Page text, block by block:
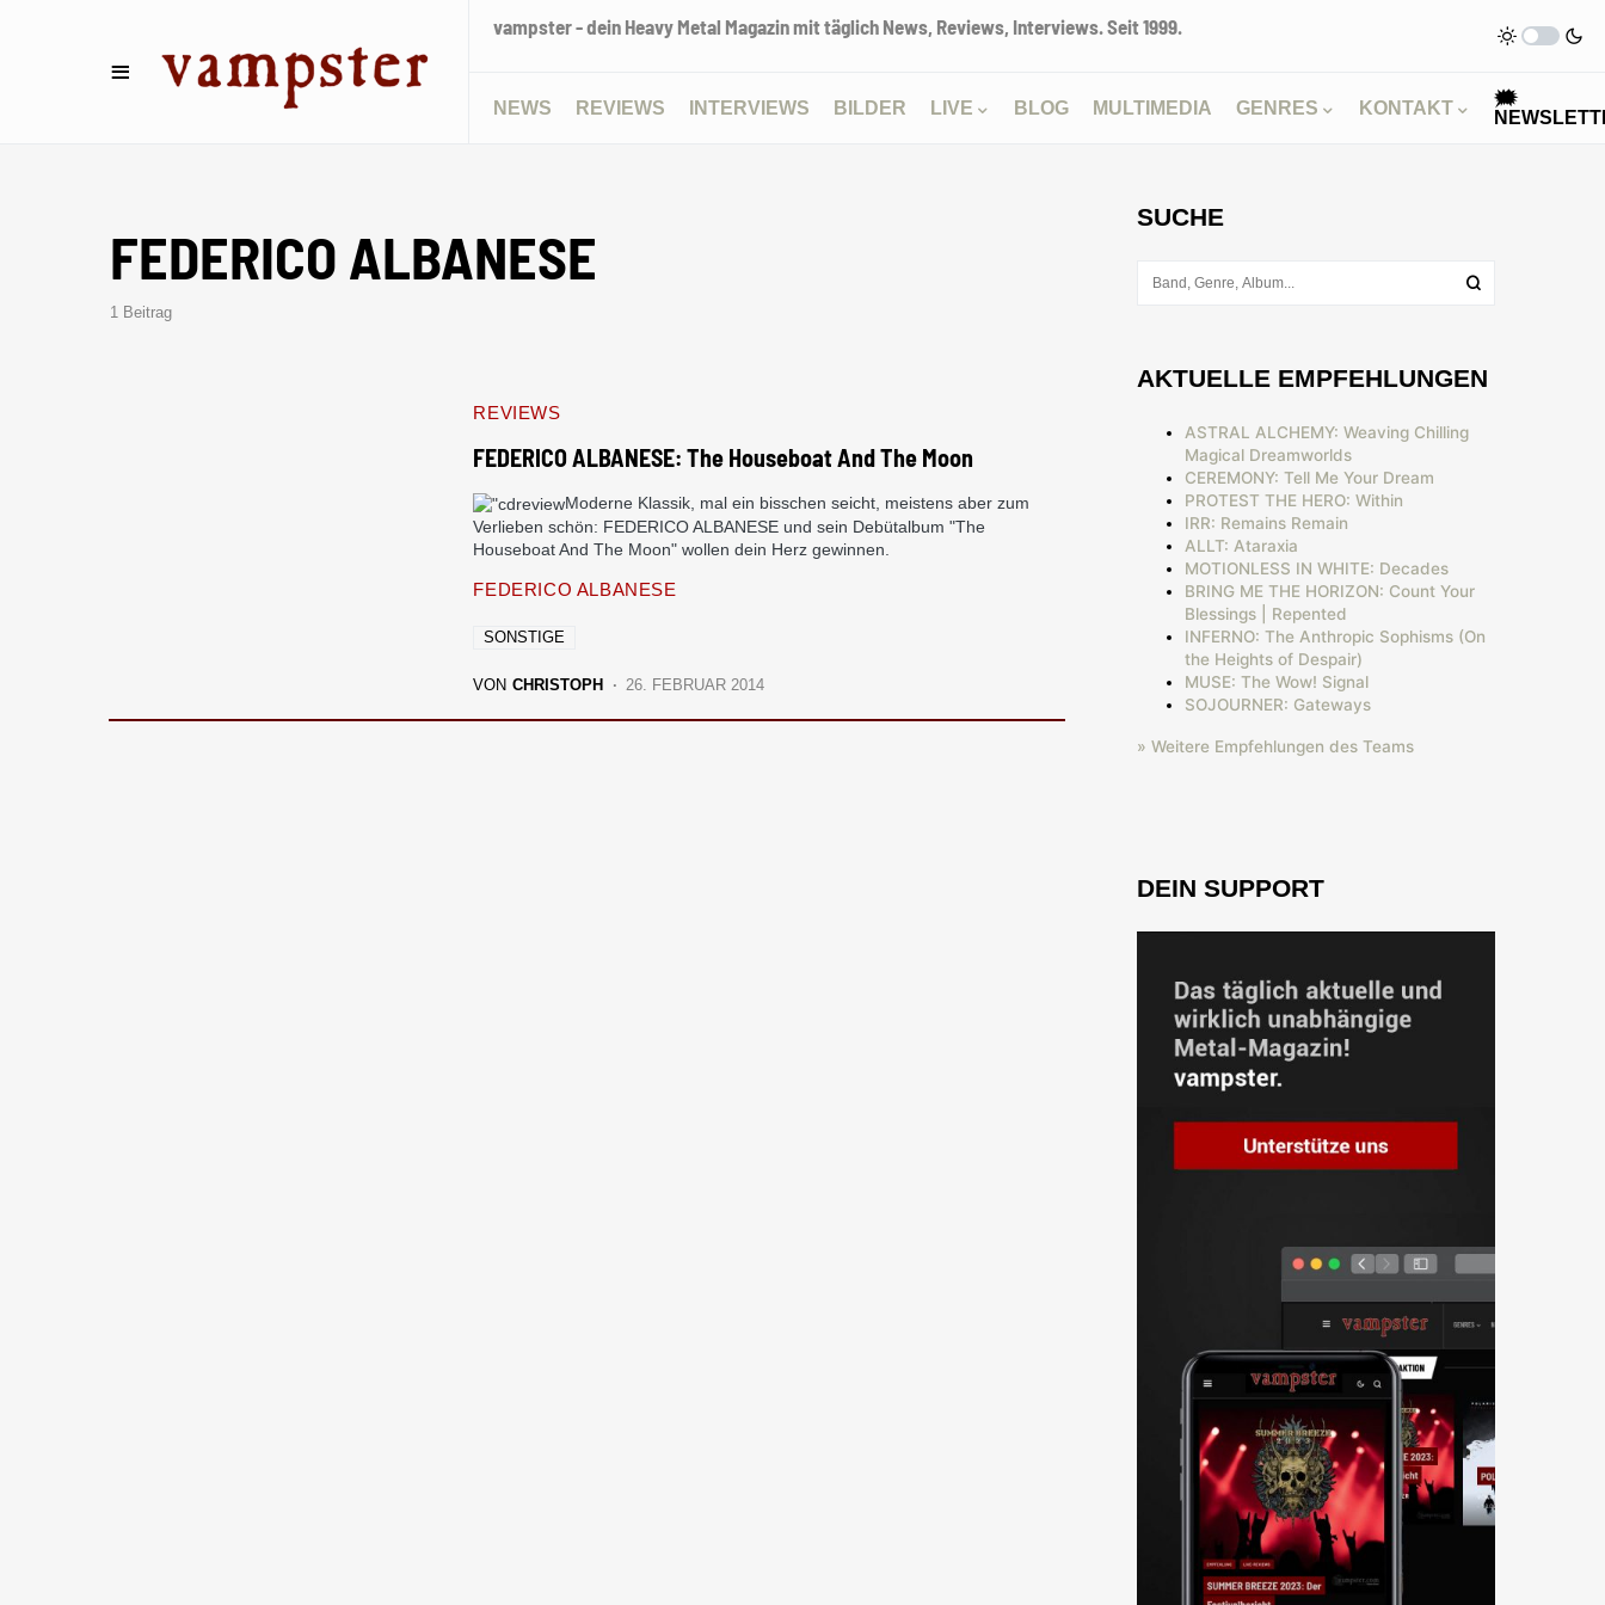
vampster - dein Heavy Metal Magazin mit täglich News, Reviews, Interviews. Seit 1999.
NEWS REVIEWS INTERVIEWS BILDER LIVE BLOG MULTIMEDIA GENRES KONTAKT
🗯
FEDERICO ALBANESE
1 Beitrag
REVIEWS
FEDERICO ALBANESE: The Houseboat And The Moon
Moderne Klassik, mal ein bisschen seicht, meistens aber zum
Verlieben schön: FEDERICO ALBANESE und sein Debütalbum "The
Houseboat And The Moon" wollen dein Herz gewinnen.
FEDERICO ALBANESE
SONSTIGE
VON CHRISTOPH 26. FEBRUAR 2014
SUCHE
AKTUELLE EMPFEHLUNGEN
ASTRAL ALCHEMY: Weaving Chilling
Magical Dreamworlds
CEREMONY: Tell Me Your Dream
PROTEST THE HERO: Within
IRR: Remains Remain
ALLT: Ataraxia
MOTIONLESS IN WHITE: Decades
BRING ME THE HORIZON: Count Your
Blessings | Repented
INFERNO: The Anthropic Sophisms (On
the Heights of Despair)
MUSE: The Wow! Signal
SOJOURNER: Gateways
» Weitere Empfehlungen des Teams
DEIN SUPPORT